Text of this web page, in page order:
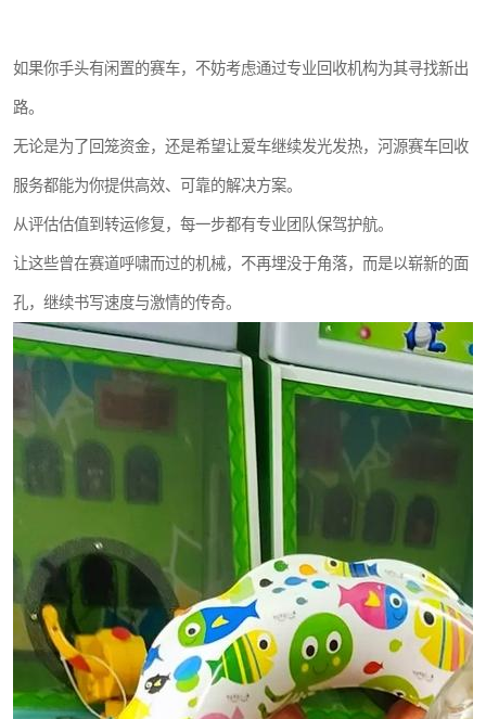
如果你手头有闲置的赛车，不妨考虑通过专业回收机构为其寻找新出
路。
无论是为了回笼资金，还是希望让爱车继续发光发热，河源赛车回收
服务都能为你提供高效、可靠的解决方案。
从评估估值到转运修复，每一步都有专业团队保驾护航。
让这些曾在赛道呼啸而过的机械，不再埋没于角落，而是以崭新的面
孔，继续书写速度与激情的传奇。